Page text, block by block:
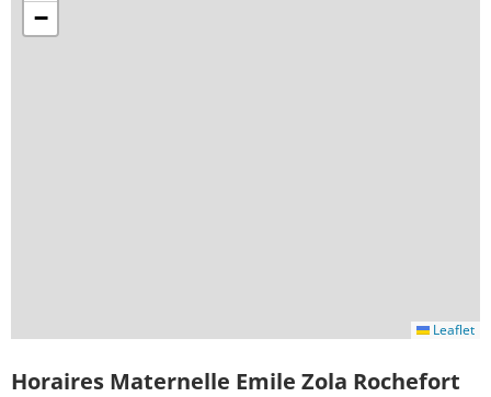
−
Leaflet
Horaires Maternelle Emile Zola Rochefort